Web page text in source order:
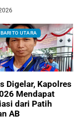
UTARA
Digelar, Kapolres
Mendapat
dari Patih
AB